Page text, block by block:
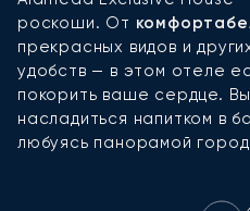
роскоши. От
прекрасных видов и
удобств — в этом отеле
покорить ваше сердце.
насладиться напитком в
любуясь панорамой